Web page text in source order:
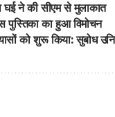
घई ने की सीएम से मुलाकात
पुस्तिका का हुआ विमोचन
को शुरू किया: सुबोध